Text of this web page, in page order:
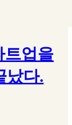
업을
났다.